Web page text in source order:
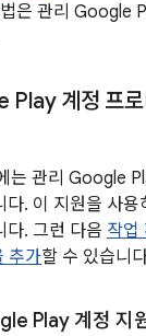
은 관리 Google
계정 프로
는 관리 Google
다. 이 지원을 사용
다. 그런 다음 작업
추가할 수 있습니
Play 계정 지